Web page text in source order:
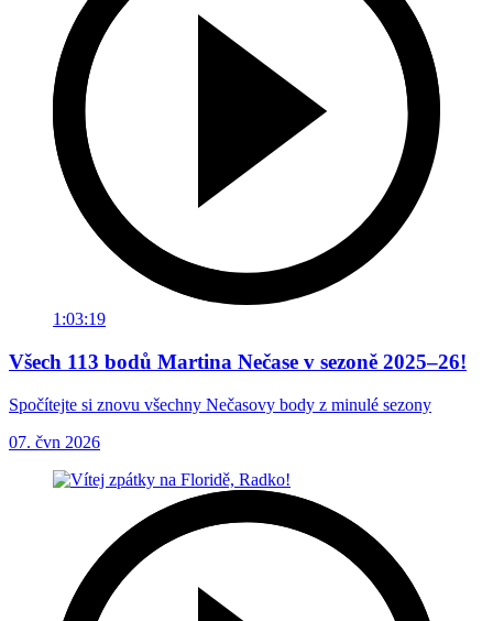
1:03:19
Všech 113 bodů Martina Nečase v sezoně 2025–26!
Spočítejte si znovu všechny Nečasovy body z minulé sezony
07. čvn 2026